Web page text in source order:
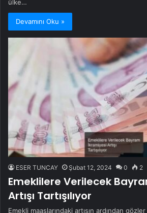
ülke…
Devamını Oku »
ESER TUNCAY Şubat 12, 2024 0 2
Emeklilere Verilecek
Artışı Tartışılıyor
Emekli maaşlarındaki artışın ardından